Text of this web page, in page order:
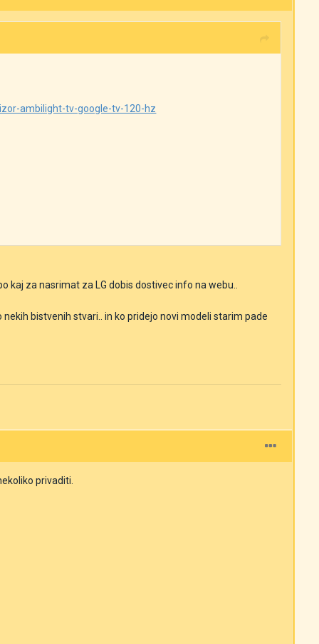
ambilight-tv-google-tv-120-hz
kaj za nasrimat za LG dobis dostivec info na webu..
bistvenih stvari.. in ko pridejo novi modeli starim pade
privaditi.